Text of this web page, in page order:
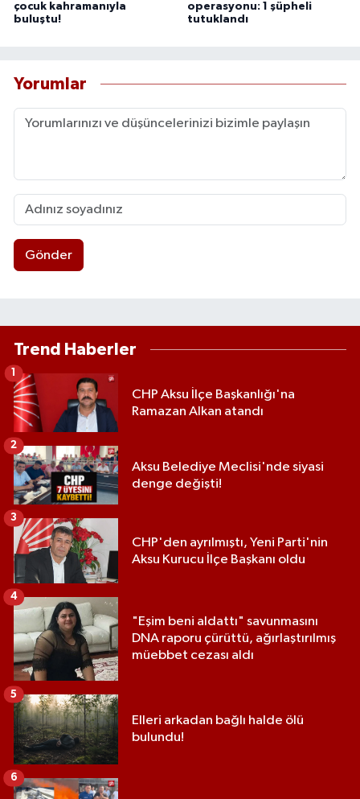
çocuk kahramanıyla
buluştu!
operasyonu: 1 şüpheli
tutuklandı
Yorumlar
Gönder
Trend Haberler
CHP Aksu İlçe Başkanlığı'na
Ramazan Alkan atandı
Aksu Belediye Meclisi'nde siyasi
denge değişti!
2
CHP'den ayrılmıştı, Yeni Parti'nin
Aksu Kurucu İlçe Başkanı oldu
3
"Eşim beni aldattı" savunmasını
DNA raporu çürüttü, ağırlaştırılmış
müebbet cezası aldı
4
Elleri arkadan bağlı halde ölü
bulundu!
5
6